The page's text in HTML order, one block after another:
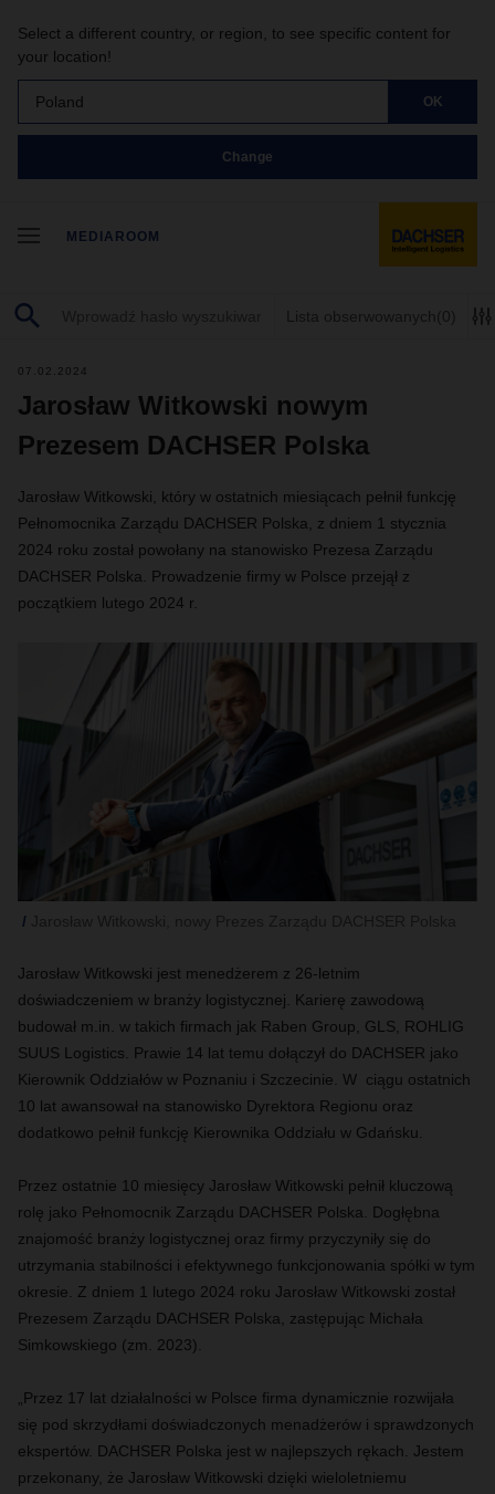
Select a different country, or region, to see specific content for
your location!
Poland OK
Change
MEDIAROOM
Lista obserwowanych (0)
07.02.2024
Jarosław Witkowski nowym
Prezesem DACHSER Polska
Jarosław Witkowski, który w ostatnich miesiącach pełnił funkcję
Pełnomocnika Zarządu DACHSER Polska, z dniem 1 stycznia
2024 roku został powołany na stanowisko Prezesa Zarządu
DACHSER Polska. Prowadzenie firmy w Polsce przejął z
początkiem lutego 2024 r.
Jarosław Witkowski jest menedżerem z 26-letnim
doświadczeniem w branży logistycznej. Karierę zawodową
budował m.in. w takich firmach jak Raben Group, GLS, ROHLIG
SUUS Logistics. Prawie 14 lat temu dołączył do DACHSER jako
Kierownik Oddziałów w Poznaniu i Szczecinie. W ciągu ostatnich
10 lat awansował na stanowisko Dyrektora Regionu oraz
dodatkowo pełnił funkcję Kierownika Oddziału w Gdańsku.
Przez ostatnie 10 miesięcy Jarosław Witkowski pełnił kluczową
rolę jako Pełnomocnik Zarządu DACHSER Polska. Dogłębna
znajomość branży logistycznej oraz firmy przyczyniły się do
utrzymania stabilności i efektywnego funkcjonowania spółki w tym
okresie. Z dniem 1 lutego 2024 roku Jarosław Witkowski został
Prezesem Zarządu DACHSER Polska, zastępując Michała
Simkowskiego (zm. 2023).
„Przez 17 lat działalności w Polsce firma dynamicznie rozwijała
się pod skrzydłami doświadczonych menadżerów i sprawdzonych
ekspertów. DACHSER Polska jest w najlepszych rękach. Jestem
przekonany, że Jarosław Witkowski dzięki wieloletniemu